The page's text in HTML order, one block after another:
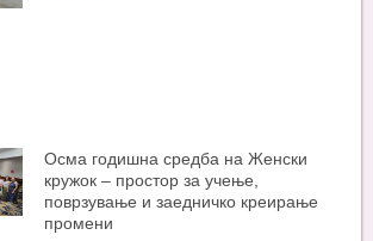
Oсма годишна средба на Женски
кружок – простор за учење,
поврзување и заедничко креирање
промени